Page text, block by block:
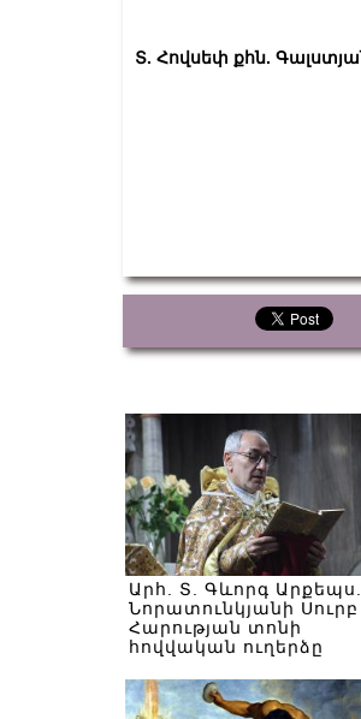
Տ. Հովսեփ քհն.
Արհ. Տ. Գևորգ Արքեպս.
Նորատունկյանի Սուրբ
Հարության տոնի
հովվական ուղերձը